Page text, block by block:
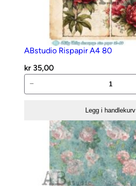
ABstudio Rispapir A4 80
kr 35,00
Rispapir
−
Legg i handlekurv